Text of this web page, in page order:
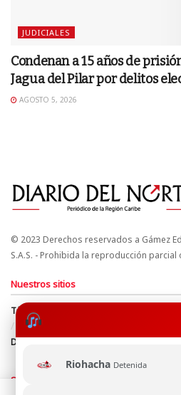
Riohacha Detenida
JUDICIALES
Condenan a 15 años de
Jagua del Pilar por delitos
AGOSTO 5, 2026
© 2023 Derechos reservados a Gámez
S.A.S. - Prohibida la reproducción
Nuestros sitios
Términos y Condiciones
Derechos
Política de uso de cookies
Directrices Editoriales
Síguenos